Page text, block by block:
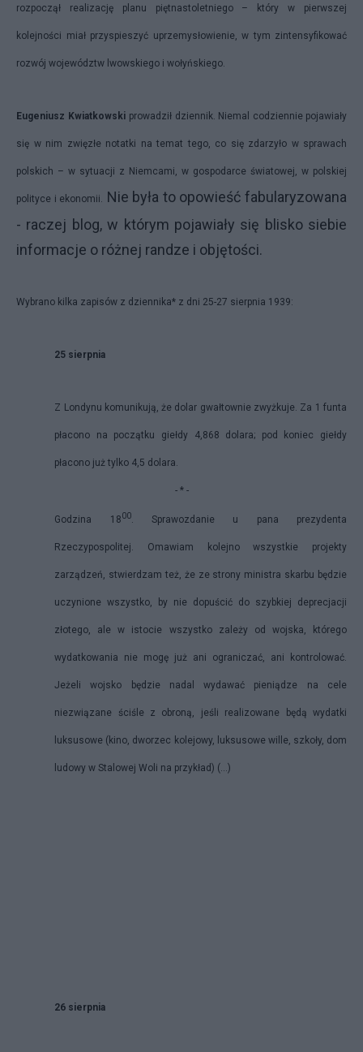
rozpoczął realizację planu piętnastoletniego – który w pierwszej
kolejności miał przyspieszyć uprzemysłowienie, w tym zintensyfikować
rozwój województw lwowskiego i wołyńskiego.
Eugeniusz Kwiatkowski prowadził dziennik. Niemal codziennie pojawiały
się w nim zwięzłe notatki na temat tego, co się zdarzyło w sprawach
polskich – w sytuacji z Niemcami, w gospodarce światowej, w polskiej
polityce i ekonomii. Nie była to opowieść fabularyzowana
- raczej blog, w którym pojawiały się blisko siebie
informacje o różnej randze i objętości.
Wybrano kilka zapisów z dziennika* z dni 25-27 sierpnia 1939:
25 sierpnia
Z Londynu komunikują, że dolar gwałtownie zwyżkuje. Za 1 funta
płacono na początku giełdy 4,868 dolara; pod koniec giełdy
płacono już tylko 4,5 dolara.
- * -
Godzina 1800. Sprawozdanie u pana prezydenta
Rzeczypospolitej. Omawiam kolejno wszystkie projekty
zarządzeń, stwierdzam też, że ze strony ministra skarbu będzie
uczynione wszystko, by nie dopuścić do szybkiej deprecjacji
złotego, ale w istocie wszystko zależy od wojska, którego
wydatkowania nie mogę już ani ograniczać, ani kontrolować.
Jeżeli wojsko będzie nadal wydawać pieniądze na cele
niezwiązane ściśle z obroną, jeśli realizowane będą wydatki
luksusowe (kino, dworzec kolejowy, luksusowe wille, szkoły, dom
ludowy w Stalowej Woli na przykład) (…)
26 sierpnia